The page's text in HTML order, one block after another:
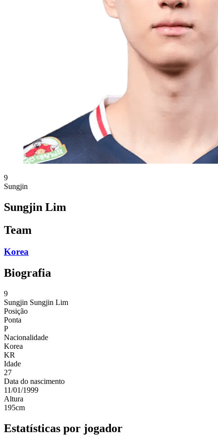
9
Sungjin
Sungjin Lim
Team
Korea
Biografia
9
Sungjin Sungjin Lim
Posição
Ponta
P
Nacionalidade
Korea
KR
Idade
27
Data do nascimento
11/01/1999
Altura
195cm
Estatísticas por jogador